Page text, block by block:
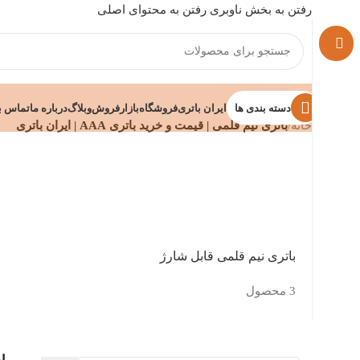
رفتن به بخش ناوبری رفتن به محتوای اصلی
دسته بندی ها ایران باتریفروشگاهبازارفروشوبلاگدرباره ماتماس
خانه/باتری نیم قلمی | قیمت و خرید باتری AAA | ایران باتری
باتری نیم قلمی قابل شارژ
3 محصول